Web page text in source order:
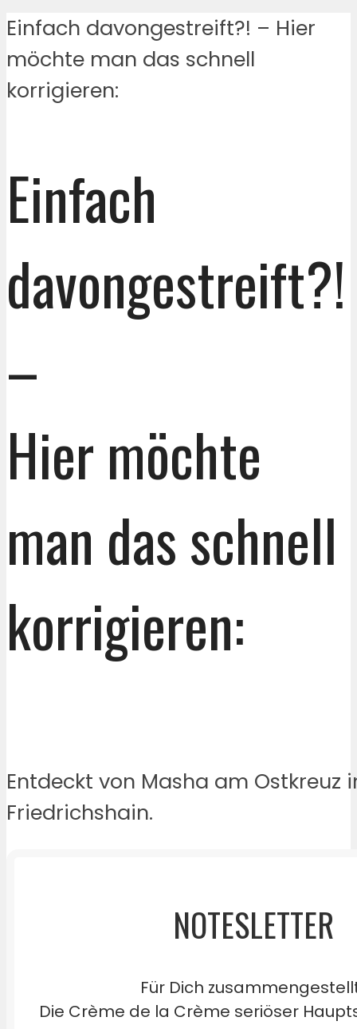
Einfach davongestreift?! – Hier
möchte man das schnell
korrigieren:
Einfach
davongestreift?!
–
Hier möchte
man das schnell
korrigieren:
Entdeckt von Masha am Ostkreuz
Friedrichshain.
NOTESLETTER
Für Dich
Die Crème de la Crème seriöser